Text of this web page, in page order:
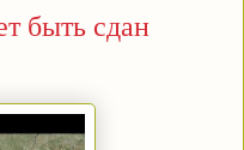
быть сдан